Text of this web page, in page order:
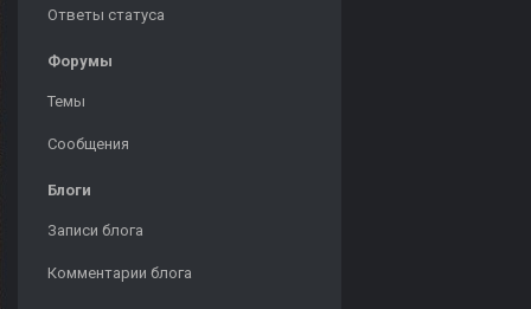
Ответы статуса
Форумы
Темы
Сообщения
Блоги
Записи блога
Комментарии блога